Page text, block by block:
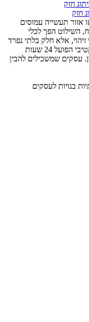
חזק
אזור תעשייה עמוסים
השילוט הפך לכלי
אלא חלק בלתי נפרד
מהשפה המיתוגית של העסק, כלי שיווקי אפקטיבי הפועל 24 שעות
עסקים שמשכילים להבין
בנויות לעסקים